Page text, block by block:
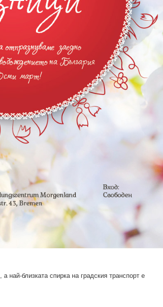
, а най-близката спирка на градския транспорт е